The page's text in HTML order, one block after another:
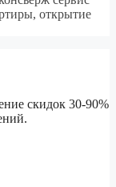
открытие
скидок 30-90%